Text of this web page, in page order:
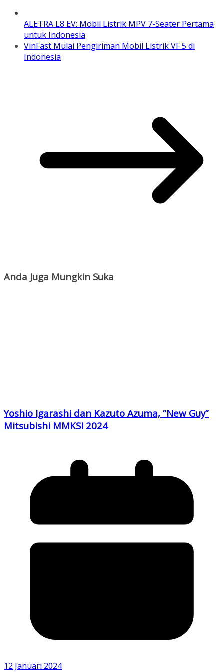
ALETRA L8 EV: Mobil Listrik MPV 7-Seater Pertama
untuk Indonesia
VinFast Mulai Pengiriman Mobil Listrik VF 5 di
Indonesia
Anda Juga Mungkin Suka
Yoshio Igarashi dan Kazuto Azuma, “New Guy”
Mitsubishi MMKSI 2024
12 Januari 2024